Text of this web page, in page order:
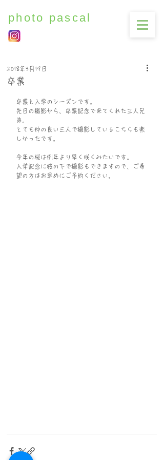
photo pascal
卒業
2018年3月19日
卒業と入学のシーズンです。
先日の撮影から、卒業記念で来てくれた三人兄
弟。
とても仲の良い三人で撮影しているこちらも楽
しかったです。
今年の桜は例年より早く咲くみたいです。
入学記念に桜の下で撮影もできますので、ご希
望の方はお早めにご予約ください。